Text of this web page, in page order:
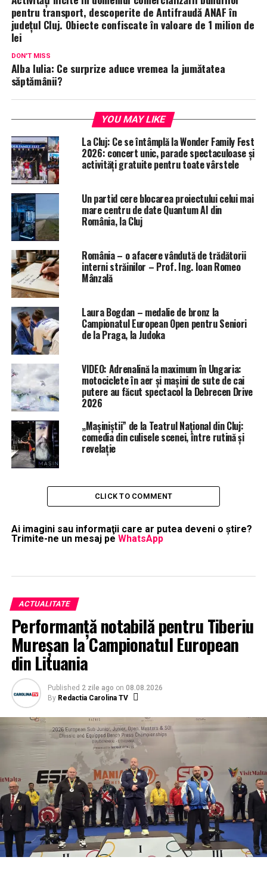
pentru transport, descoperite de Antifraudă ANAF în
județul Cluj. Obiecte confiscate în valoare de 1 milion de
lei
DON'T MISS
Alba Iulia: Ce surprize aduce vremea la jumătatea
săptămânii?
YOU MAY LIKE
La Cluj: Ce se întâmplă la Wonder Family Fest
2026: concert unic, parade spectaculoase și
activități gratuite pentru toate vârstele
Un partid cere blocarea proiectului celui mai
mare centru de date Quantum AI din
România, la Cluj
România – o afacere vândută de trădătorii
interni străinilor – Prof. Ing. Ioan Romeo
Mânzală
Laura Bogdan – medalie de bronz la
Campionatul European Open pentru Seniori
de la Praga, la Judoka
VIDEO: Adrenalină la maximum în Ungaria:
motociclete în aer și mașini de sute de cai
putere au făcut spectacol la Debrecen Drive
2026
„Mașiniștii” de la Teatrul Național din Cluj:
comedia din culisele scenei, între rutină și
revelație
CLICK TO COMMENT
Ai imagini sau informaţii care ar putea deveni o ştire?
Trimite-ne un mesaj pe WhatsApp
ACTUALITATE
Performanță notabilă pentru Tiberiu
Mureșan la Campionatul European
din Lituania
Published 2 zile ago on 08.08.2026
By Redactia Carolina TV